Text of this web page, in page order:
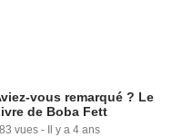
vous remarqué ? Le
de Boba Fett
vues - Il y a 4 ans